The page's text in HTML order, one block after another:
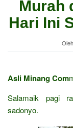
Murah
Hari Ini
Oleh
Asli Minang Com
Salamaik pagi
sadonyo.